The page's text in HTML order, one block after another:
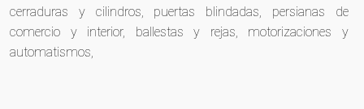
cerraduras y cilindros, puertas blindadas, persianas de
comercio y interior, ballestas y rejas, motorizaciones y
automatismos,